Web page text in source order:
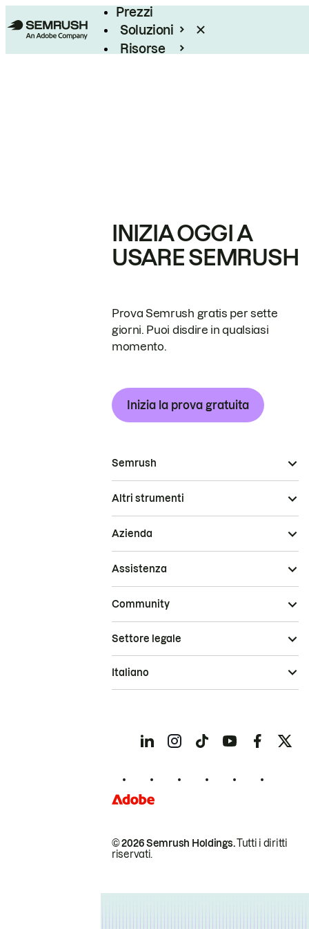
Prezzi
Soluzioni
Risorse
INIZIA OGGI A
USARE SEMRUSH
Prova Semrush gratis per sette
giorni. Puoi disdire in qualsiasi
momento.
Inizia la prova gratuita
Semrush
Altri strumenti
Azienda
Assistenza
Community
© 2026 Semrush Holdings.Tutti i diritti
riservati.
Settore legale
Italiano